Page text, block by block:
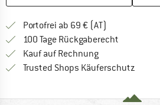
Portofrei ab 69 € (AT)
100 Tage Rückgaberecht
Kauf auf RechnungFinde die
Trusted Shops Käuferschutz